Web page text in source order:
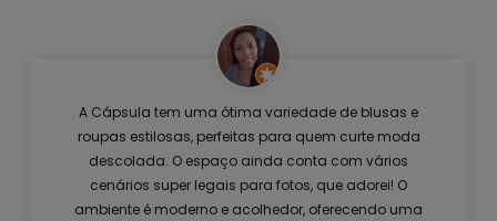
A Cápsula tem uma ótima variedade de blusas e
roupas estilosas, perfeitas para quem curte moda
descolada. O espaço ainda conta com vários
cenários super legais para fotos, que adorei! O
ambiente é moderno e acolhedor, oferecendo uma